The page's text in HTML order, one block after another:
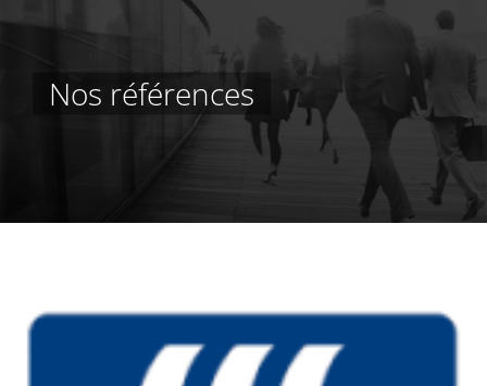
Nos références